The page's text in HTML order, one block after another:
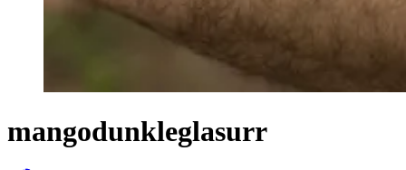
mangodunkleglasurr